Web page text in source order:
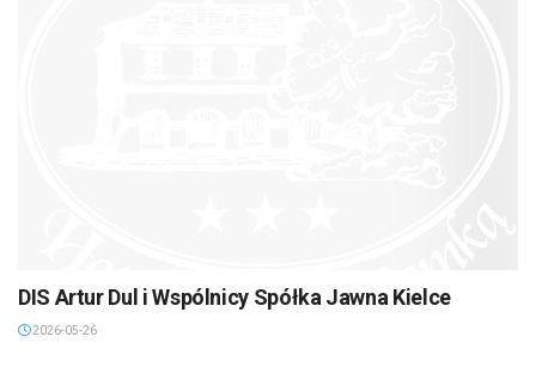
DIS Artur Dul i Wspólnicy Spółka Jawna Kielce
2026-05-26